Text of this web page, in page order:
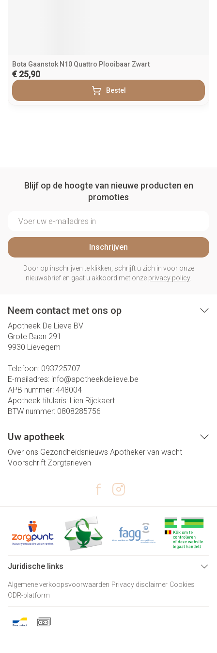
Bota Gaanstok N10 Quattro Plooibaar Zwart
€ 25,90
Bestel
Blijf op de hoogte van nieuwe producten en
promoties
Inschrijven
Door op inschrijven te klikken, schrijft u zich in voor onze
nieuwsbrief en gaat u akkoord met onze privacy policy.
Neem contact met ons op
Apotheek De Lieve BV
Grote Baan 291
9930 Lievegem
Telefoon: 093725707
E-mailadres: info@apotheekdelieve.be
APB nummer: 448004
Apotheek titularis: Lien Rijckaert
BTW nummer: 0808285756
Uw apotheek
Over ons Gezondheidsnieuws Apotheker van wacht
Voorschrift Zorgtarieven
Juridische links
Algemene verkoopsvoorwaarden Privacy disclaimer Cookies
ODR-platform